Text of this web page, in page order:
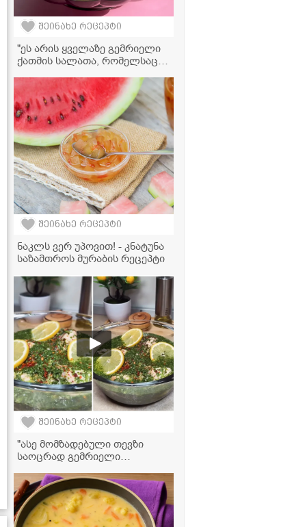
შეინახე რეცეპტი
"ეს არის ყველაზე გემრიელი
ქათმის სალათა, რომელსაც
უხდება" - ვიდეორეცეპტი
შეინახე რეცეპტი
ნაკლს ვერ უპოვით! - კნატუნა
საზამთროს მურაბის რეცეპტი
შეინახე რეცეპტი
"ასე მომზადებული თევზი
საოცრად გემრიელი
ქინძმარში